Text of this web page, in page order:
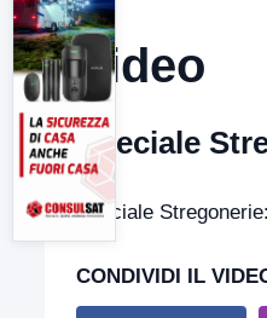
Video
Speciale
Speciale
CONDIVIDI IL